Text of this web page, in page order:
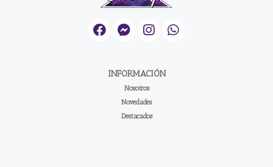
INFORMACIÓN
Nosotros
Novedades
Destacados